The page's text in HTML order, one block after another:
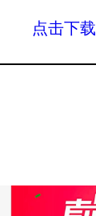
点击下载